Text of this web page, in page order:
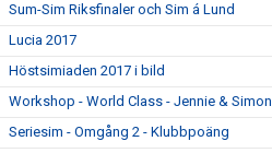
Sum-Sim Riksfinaler och Sim á Lund
Lucia 2017
Höstsimiaden 2017 i bild
Workshop - World Class - Jennie & Simon
Seriesim - Omgång 2 - Klubbpoäng